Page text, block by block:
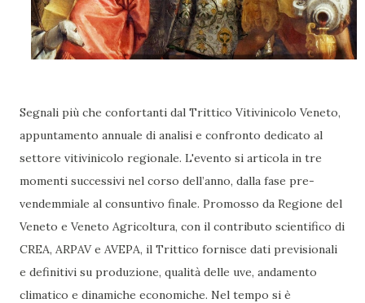
Segnali più che confortanti dal Trittico Vitivinicolo Veneto,
appuntamento annuale di analisi e confronto dedicato al
settore vitivinicolo regionale. L'evento si articola in tre
momenti successivi nel corso dell’anno, dalla fase pre-
vendemmiale al consuntivo finale. Promosso da Regione del
Veneto e Veneto Agricoltura, con il contributo scientifico di
CREA, ARPAV e AVEPA, il Trittico fornisce dati previsionali
e definitivi su produzione, qualità delle uve, andamento
climatico e dinamiche economiche. Nel tempo si è